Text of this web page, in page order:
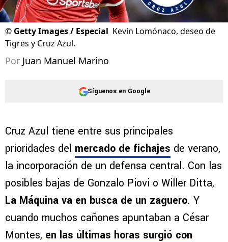
© Getty Images / Especial Kevin Lomónaco, deseo de
Tigres y Cruz Azul.
Por Juan Manuel Marino
Síguenos en Google
Cruz Azul tiene entre sus principales
prioridades del mercado de fichajes de verano,
la incorporación de un defensa central. Con las
posibles bajas de Gonzalo Piovi o Willer Ditta,
La Máquina va en busca de un zaguero. Y
cuando muchos cañones apuntaban a César
Montes, en las últimas horas surgió con